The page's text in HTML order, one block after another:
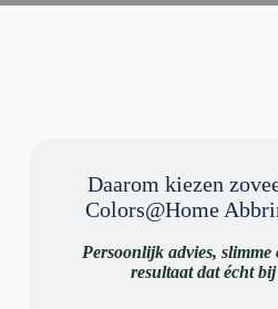
Daarom kiezen
Colors@Home
Persoonlijk advies, slimme
resultaat dat écht